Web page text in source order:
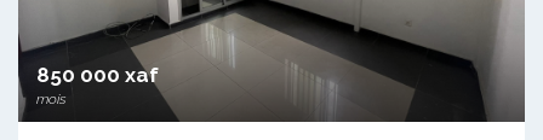
850 000 xaf
mois